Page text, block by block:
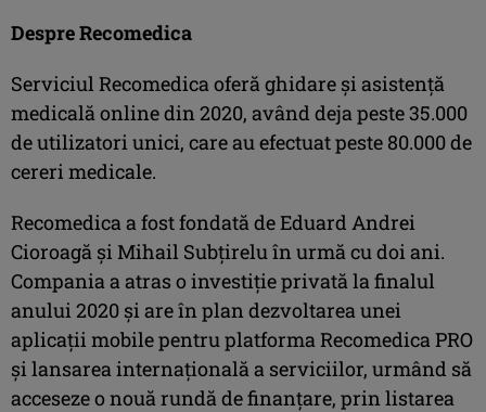
Despre Recomedica
Serviciul Recomedica oferă ghidare și asistență
medicală online din 2020, având deja peste 35.000
de utilizatori unici, care au efectuat peste 80.000 de
cereri medicale.
Recomedica a fost fondată de Eduard Andrei
Cioroagă și Mihail Subțirelu în urmă cu doi ani.
Compania a atras o investiție privată la finalul
anului 2020 și are în plan dezvoltarea unei
aplicații mobile pentru platforma Recomedica PRO
și lansarea internațională a serviciilor, urmând să
acceseze o nouă rundă de finanțare, prin listarea